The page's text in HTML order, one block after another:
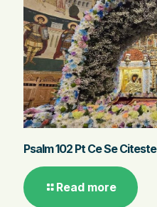
Psalm 102 Pt Ce Se Citeste
Read more